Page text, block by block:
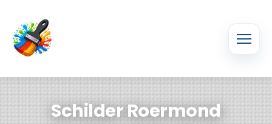
Schilder Roermond